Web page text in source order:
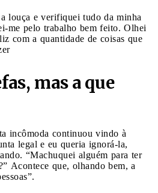
louça e verifiquei tudo da minha
me pelo trabalho bem feito. Olhei
com a quantidade de coisas que
mas a que
incômoda continuou vindo à
legal e eu queria ignorá-la,
“Machuquei alguém para ter
Acontece que, olhando bem, a